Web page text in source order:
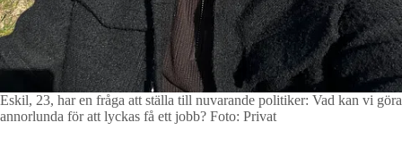
Eskil, 23, har en fråga att ställa till nuvarande politiker: Vad kan vi göra
annorlunda för att lyckas få ett jobb? Foto: Privat